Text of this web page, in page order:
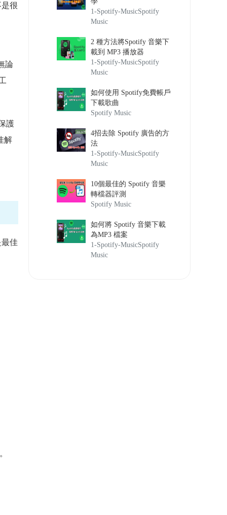
很
論
護
解
佳
1-Spotify-MusicSpotify
Music
2 種方法將Spotify 音樂下
載到 MP3 播放器
1-Spotify-MusicSpotify
Music
如何使用 Spotify免費帳戶
下載歌曲
Spotify Music
4招去除 Spotify 廣告的方
法
1-Spotify-MusicSpotify
Music
10個最佳的 Spotify 音樂
轉檔器評測
Spotify Music
如何將 Spotify 音樂下載
為MP3 檔案
1-Spotify-MusicSpotify
Music